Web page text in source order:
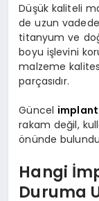
Düşük kaliteli
de uzun
titanyum ve
boyu işlevini
malzeme
parçasıdır.
Güncel
rakam değil,
önünde
Hangi
Duruma